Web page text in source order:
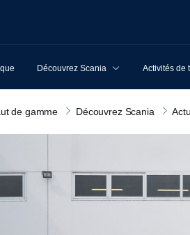
Découvrez Scania Activités de
de gamme Découvrez Scania